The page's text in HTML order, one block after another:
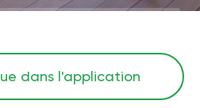
dans l'application